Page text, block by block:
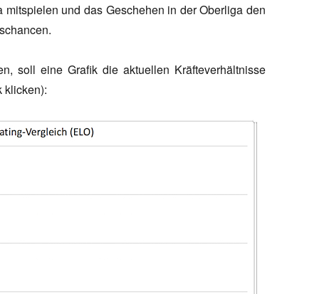
und das Geschehen in der Oberliga den
soll eine Grafik die aktuellen Kräfteverhältnisse
klicken):